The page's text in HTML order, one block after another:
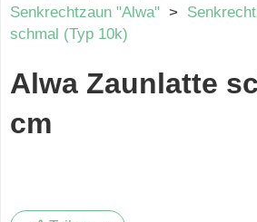
Senkrechtzaun "Alwa" >
schmal (Typ 10k)
Alwa Zaunlatte
cm